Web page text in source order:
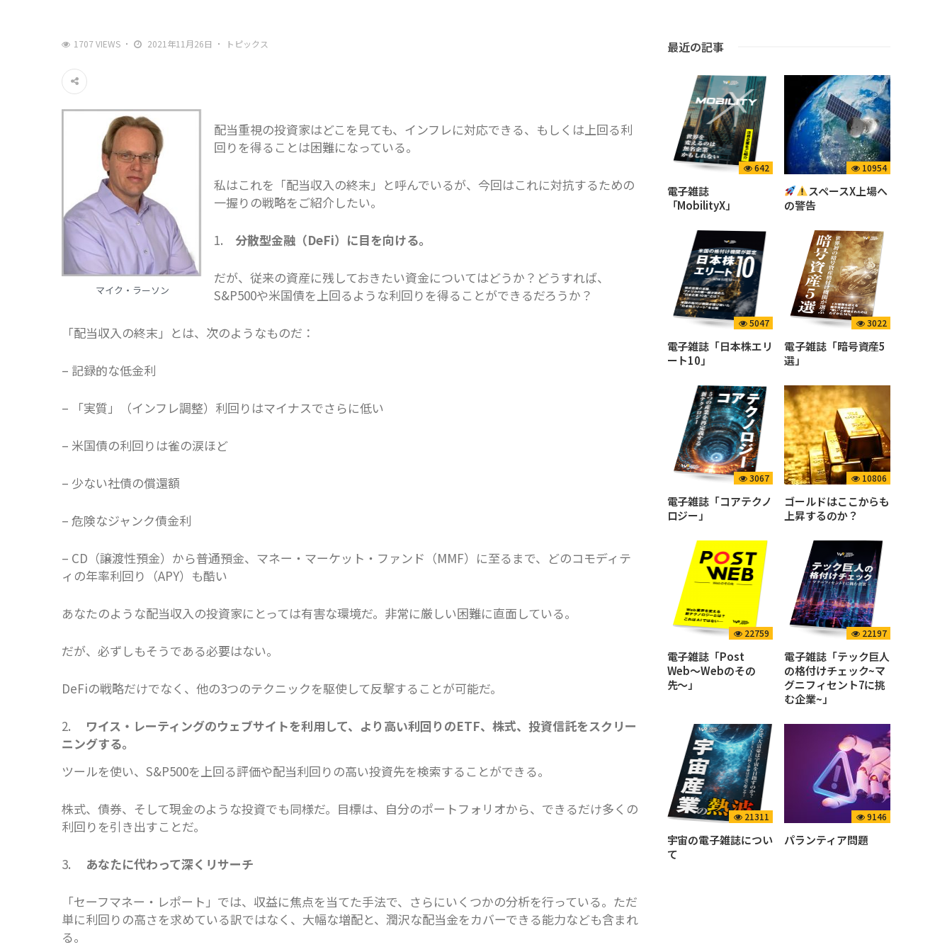
1707 VIEWS 2021年11月26日 トピックス
マイク・ラーソン
配当重視の投資家はどこを見ても、インフレに対応できる、もしくは上回る利
回りを得ることは困難になっている。
私はこれを「配当収入の終末」と呼んでいるが、今回はこれに対抗するための
一握りの戦略をご紹介したい。
1. 分散型金融（DeFi）に目を向ける。
だが、従来の資産に残しておきたい資金についてはどうか？どうすれば、
S&P500や米国債を上回るような利回りを得ることができるだろうか？
「配当収入の終末」とは、次のようなものだ：
– 記録的な低金利
– 「実質」（インフレ調整）利回りはマイナスでさらに低い
– 米国債の利回りは雀の涙ほど
– 少ない社債の償還額
– 危険なジャンク債金利
– CD（譲渡性預金）から普通預金、マネー・マーケット・ファンド（MMF）に至るまで、どのコモディテ
ィの年率利回り（APY）も酷い
あなたのような配当収入の投資家にとっては有害な環境だ。非常に厳しい困難に直面している。
だが、必ずしもそうである必要はない。
DeFiの戦略だけでなく、他の3つのテクニックを駆使して反撃することが可能だ。
2. ワイス・レーティングのウェブサイトを利用して、より高い利回りのETF、株式、投資信託をスクリー
ニングする。
ツールを使い、S&P500を上回る評価や配当利回りの高い投資先を検索することができる。
株式、債券、そして現金のような投資でも同様だ。目標は、自分のポートフォリオから、できるだけ多くの
利回りを引き出すことだ。
3. あなたに代わって深くリサーチ
「セーフマネー・レポート」では、収益に焦点を当てた手法で、さらにいくつかの分析を行っている。ただ
単に利回りの高さを求めている訳ではなく、大幅な増配と、潤沢な配当金をカバーできる能力なども含まれ
る。
最近の記事
642
電子雑誌
「MobilityX」
10954
スペースX上場へ
の警告
5047
電子雑誌「日本株エリ
ート10」
3022
電子雑誌「暗号資産5
選」
3067
電子雑誌「コアテクノ
ロジー」
10806
ゴールドはここからも
上昇するのか？
22759
電子雑誌「Post
Web〜Webのその
先〜」
22197
電子雑誌「テック巨人
の格付けチェック~マ
グニフィセント7に挑
む企業~」
21311
宇宙の電子雑誌につい
て
9146
パランティア問題